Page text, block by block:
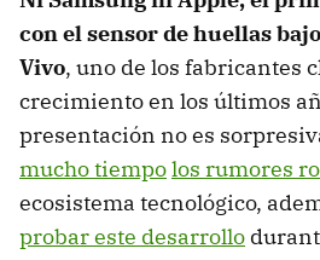
con el sensor de huellas
Vivo, uno de los fabricantes
crecimiento en los últimos
presentación no es
mucho tiempolos rumores
ecosistema tecnológico,
probar este desarrollo